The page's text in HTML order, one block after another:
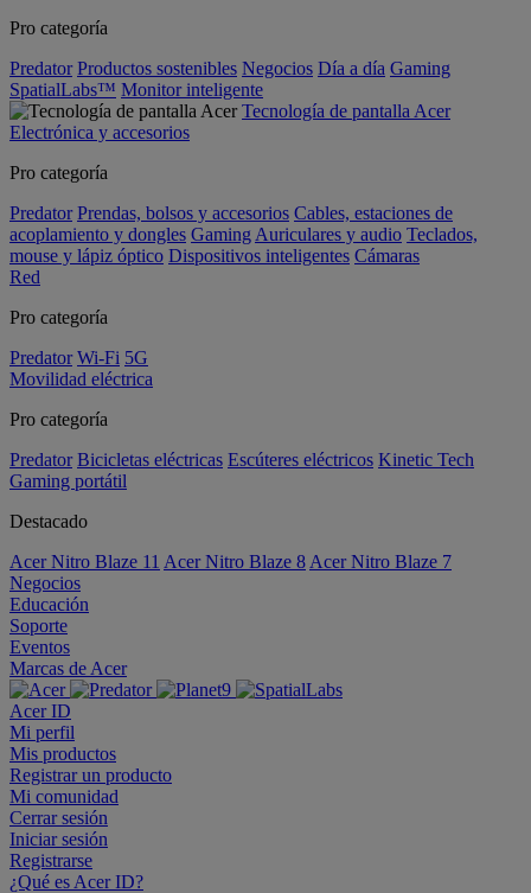
Pro categoría
Predator Productos sostenibles Negocios Día a día Gaming
SpatialLabs™ Monitor inteligente
Tecnología de pantalla Acer
Electrónica y accesorios
Pro categoría
Predator Prendas, bolsos y accesorios Cables, estaciones de
acoplamiento y dongles Gaming Auriculares y audio Teclados,
mouse y lápiz óptico Dispositivos inteligentes Cámaras
Red
Pro categoría
Predator Wi-Fi 5G
Movilidad eléctrica
Pro categoría
Predator Bicicletas eléctricas Escúteres eléctricos Kinetic Tech
Gaming portátil
Destacado
Acer Nitro Blaze 11 Acer Nitro Blaze 8 Acer Nitro Blaze 7
Negocios
Educación
Soporte
Eventos
Marcas de Acer
Acer ID
Mi perfil
Mis productos
Registrar un producto
Mi comunidad
Cerrar sesión
Iniciar sesión
Registrarse
¿Qué es Acer ID?